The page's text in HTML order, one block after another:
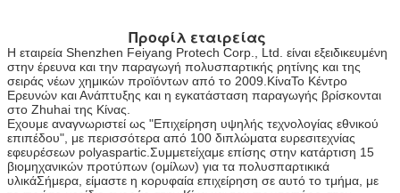
Προφίλ εταιρείας
Η εταιρεία Shenzhen Feiyang Protech Corp., Ltd. είναι εξειδικευμένη
στην έρευνα και την παραγωγή πολυσπαρτικής ρητίνης και της
σειράς νέων χημικών προϊόντων από το 2009.ΚίναΤο Κέντρο
Ερευνών και Ανάπτυξης και η εγκατάσταση παραγωγής βρίσκονται
στο Zhuhai της Κίνας.
Εχουμε αναγνωριστεί ως "Επιχείρηση υψηλής τεχνολογίας εθνικού
επιπέδου", με περισσότερα από 100 διπλώματα ευρεσιτεχνίας
εφευρέσεων polyaspartic.Συμμετείχαμε επίσης στην κατάρτιση 15
βιομηχανικών προτύπων (ομίλων) για τα πολυσπαρτικικά
υλικάΣήμερα, είμαστε η κορυφαία επιχείρηση σε αυτό το τμήμα, με